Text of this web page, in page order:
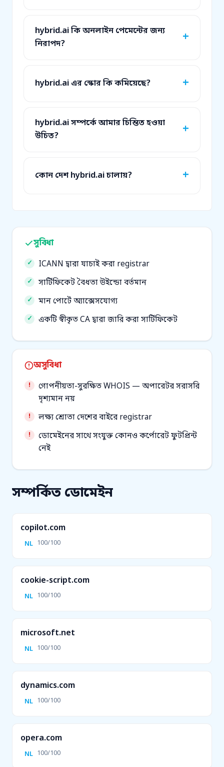
hybrid.ai কি অনলাইন পেমেন্টের জন্য
নিরাপদ?
hybrid.ai এর স্কোর কি কমিয়েছে?
hybrid.ai সম্পর্কে আমার চিন্তিত হওয়া
উচিত?
কোন দেশ hybrid.ai চালায়?
সুবিধা
ICANN দ্বারা যাচাই করা registrar
সার্টিফিকেট বৈধতা উইন্ডো বর্তমান
মান পোর্টে অ্যাক্সেসযোগ্য
একটি স্বীকৃত CA দ্বারা জারি করা সার্টিফিকেট
অসুবিধা
গোপনীয়তা-সুরক্ষিত WHOIS — অপারেটর সরাসরি
দৃশ্যমান নয়
লক্ষ্য শ্রোতা দেশের বাইরে registrar
ডোমেইনের সাথে সংযুক্ত কোনও কর্পোরেট ফুটপ্রিন্ট
নেই
সম্পর্কিত ডোমেইন
copilot.com
NL 100/100
cookie-script.com
NL 100/100
microsoft.net
NL 100/100
dynamics.com
NL 100/100
opera.com
NL 100/100